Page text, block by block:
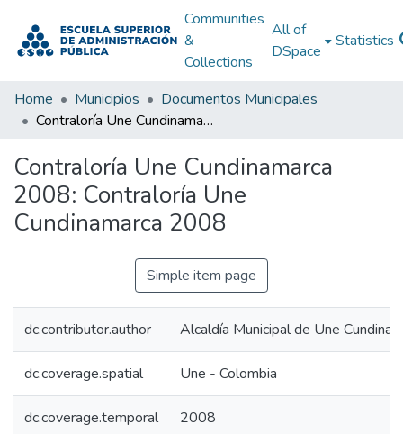
Communities
&
Collections
All of
DSpace
Statistics
Home Municipios
Documentos Municipales
Contraloría Une Cundinamarca 2008: Contraloría Une Cundinamarca 2008
Contraloría Une Cundinamarca
2008: Contraloría Une
Cundinamarca 2008
Simple item page
dc.contributor.author Alcaldía Municipal de Une
dc.coverage.spatial Une - Colombia
dc.coverage.temporal 2008